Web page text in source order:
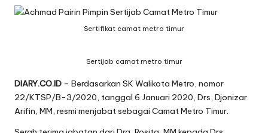
Sertifikat camat metro timur
Sertijab camat metro timur
DIARY.CO.ID – Berdasarkan SK Walikota Metro, nomor
22/KTSP/B-3/2020, tanggal 6 Januari 2020, Drs, Djonizar
Arifin, MM, resmi menjabat sebagai Camat Metro Timur.